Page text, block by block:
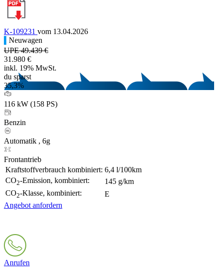
K-109231 vom 13.04.2026
Neuwagen
UPE 49.439 €
31.980 €
inkl. 19% MwSt.
du sparst
35,3%
116 kW (158 PS)
Benzin
Automatik , 6g
Frontantrieb
Kraftstoffverbrauch kombiniert: 6,4 l/100km
CO2-Emission, kombiniert:
145 g/km
CO2-Klasse, kombiniert:
E
Angebot anfordern
Anrufen